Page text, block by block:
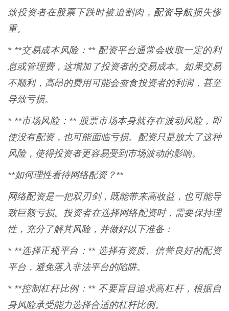
致投资者在股票下跌时被迫割肉， 配资导航损失惨
重。
* **交易成本风险：** 配资平台通常会收取一定的利
息或管理费，这增加了投资者的交易成本。如果交易
不顺利，高昂的费用可能会蚕食投资者的利润，甚至
导致亏损。
* **市场风险：** 股票市场本身就存在波动风险，即
使没有配资，也可能面临亏损。配资只是放大了这种
风险，使得投资者更容易受到市场波动的影响。
**如何理性看待网络配资？**
网络配资是一把双刃剑，既能带来高收益，也可能导
致巨额亏损。投资者在选择网络配资时，需要保持理
性，充分了解其风险，并做好以下准备：
* **选择正规平台：** 选择有资质、信誉良好的配资
平台，避免落入非法平台的陷阱。
* **控制杠杆比例：** 不要盲目追求高杠杆，根据自
身风险承受能力选择合适的杠杆比例。